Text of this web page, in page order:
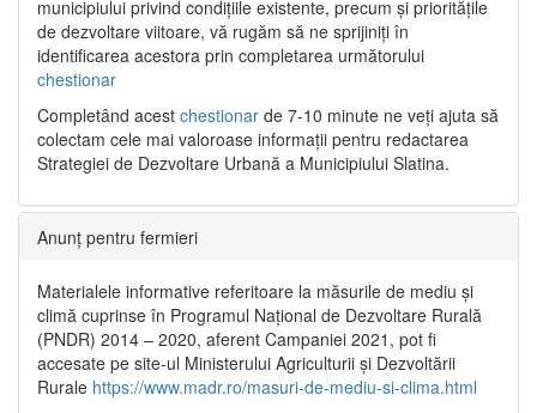
municipiului privind condițiile existente, precum și prioritățile
de dezvoltare viitoare, vă rugăm să ne sprijiniți în
identificarea acestora prin completarea următorului
chestionar
Completând acest chestionar de 7-10 minute ne veți ajuta să
colectam cele mai valoroase informații pentru redactarea
Strategiei de Dezvoltare Urbană a Municipiului Slatina.
Anunț pentru fermieri
Materialele informative referitoare la măsurile de mediu și
climă cuprinse în Programul Național de Dezvoltare Rurală
(PNDR) 2014 – 2020, aferent Campaniei 2021, pot fi
accesate pe site-ul Ministerului Agriculturii și Dezvoltării
Rurale https://www.madr.ro/masuri-de-mediu-si-clima.html